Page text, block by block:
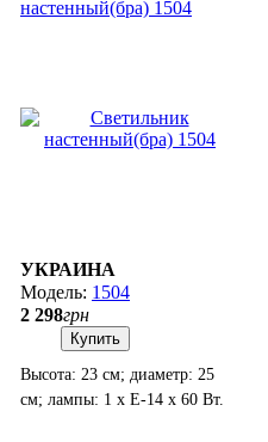
настенный(бра) 1504
УКРАИНА
1504
2 298грн
Купить
Высота: 23 см; диаметр: 25
см; лампы: 1 х Е-14 х 60 Вт.